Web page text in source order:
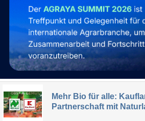
Mehr Bio für alle:
Partnerschaft mit